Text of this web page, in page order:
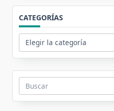
CATEGORÍAS
Categorías
Buscar: